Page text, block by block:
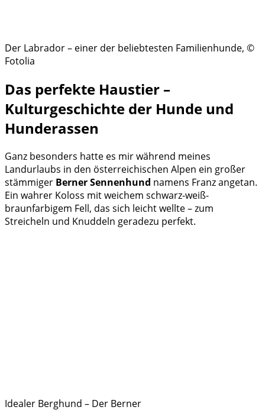
Der Labrador – einer der beliebtesten Familienhunde, ©
Fotolia
Das perfekte Haustier –
Kulturgeschichte der Hunde und
Hunderassen
Ganz besonders hatte es mir während meines
Landurlaubs in den österreichischen Alpen ein großer
stämmiger Berner Sennenhund namens Franz angetan.
Ein wahrer Koloss mit weichem schwarz-weiß-
braunfarbigem Fell, das sich leicht wellte – zum
Streicheln und Knuddeln geradezu perfekt.
Idealer Berghund – Der Berner